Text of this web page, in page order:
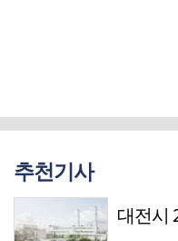
추천기사
대전시